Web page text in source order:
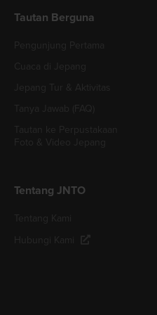
Tautan Berguna
Tentang JNTO